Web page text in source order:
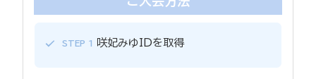
STEP 1 咲妃みゆIDを取得